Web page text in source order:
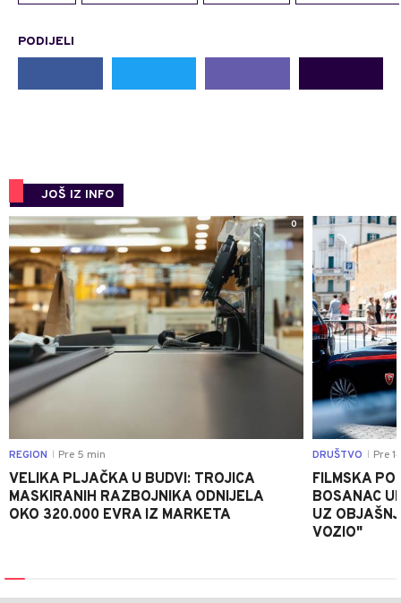
PODIJELI
JOŠ IZ INFO
0
REGION Pre 5 min
VELIKA PLJAČKA U BUDVI: TROJICA
MASKIRANIH RAZBOJNIKA ODNIJELA
OKO 320.000 EVRA IZ MARKETA
DRUŠTVO Pre
FILMSKA
BOSANAC
UZ
VOZIO"